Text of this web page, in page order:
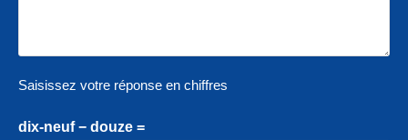
Saisissez votre réponse en chiffres
dix-neuf − douze =